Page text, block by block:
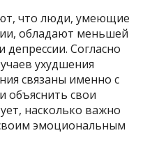
что люди, умеющие
обладают меньшей
депрессии. Согласно
ухудшения
связаны именно с
объяснить свои
насколько важно
эмоциональным